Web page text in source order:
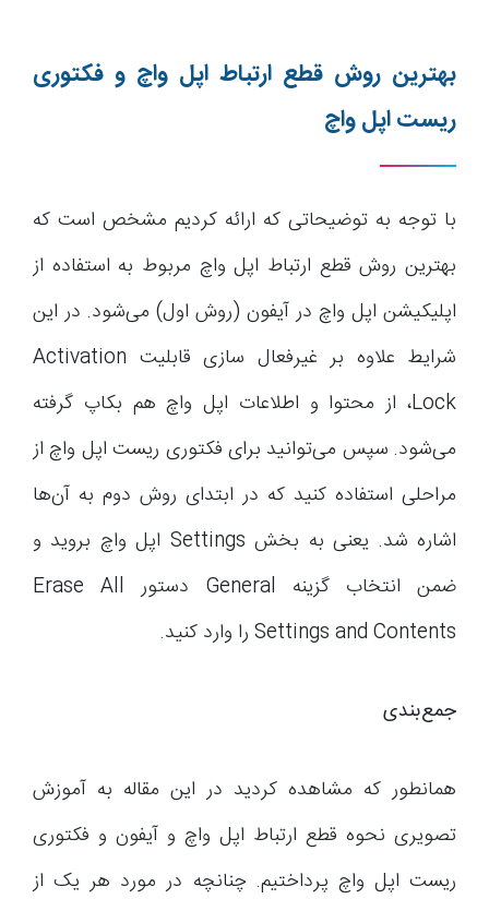
بهترین روش قطع ارتباط اپل واچ و فکتوری
ریست اپل واچ
با توجه به توضیحاتی که ارائه کردیم مشخص است که
بهترین روش قطع ارتباط اپل واچ مربوط به استفاده از
اپلیکیشن اپل واچ در آیفون (روش اول) می‌شود. در این
شرایط علاوه بر غیرفعال سازی قابلیت Activation
Lock، از محتوا و اطلاعات اپل واچ هم بکاپ گرفته
می‌شود. سپس می‌توانید برای فکتوری ریست اپل واچ از
مراحلی استفاده کنید که در ابتدای روش دوم به آن‌ها
اشاره شد. یعنی به بخش Settings اپل واچ بروید و
ضمن انتخاب گزینه General دستور Erase All
Settings and Contents را وارد کنید.
جمع‌بندی
همانطور که مشاهده کردید در این مقاله به آموزش
تصویری نحوه قطع ارتباط اپل واچ و آیفون و فکتوری
ریست اپل واچ پرداختیم. چنانچه در مورد هر یک از